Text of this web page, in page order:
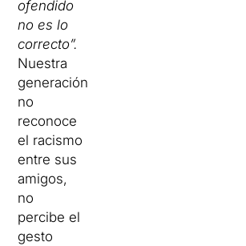
ofendido
no es lo
correcto”.
Nuestra
generación
no
reconoce
el racismo
entre sus
amigos,
no
percibe el
gesto